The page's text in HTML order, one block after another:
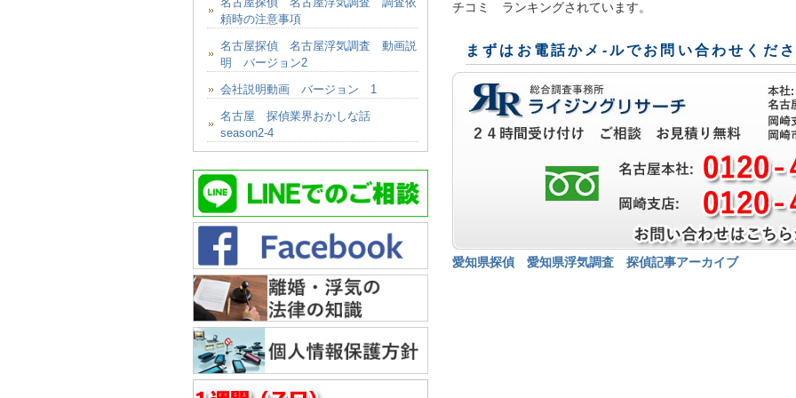
チコミ ランキングされています。
まずはお電話かメ-ルでお問い合わせくだ
愛知県探偵 愛知県浮気調査 探偵記事アーカイブ
頼時の注意事項
名古屋探偵 名古屋浮気調査 動画説
明 バージョン2
会社説明動画 バージョン 1
名古屋 探偵業界おかしな話
season2-4